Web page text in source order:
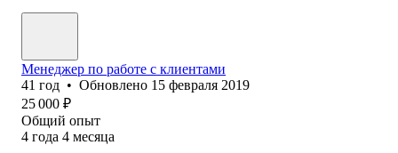
Менеджер по работе с клиентами
41 год • Обновлено 15 февраля 2019
25 000 ₽
Общий опыт
4 года 4 месяца